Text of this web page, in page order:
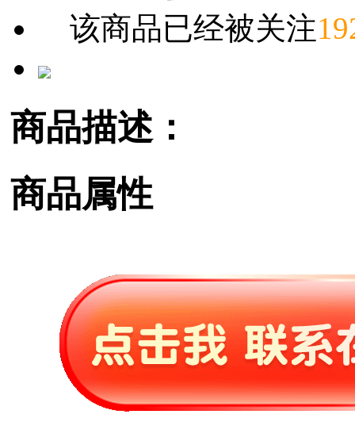
该商品已经被关注
商品描述：
商品属性